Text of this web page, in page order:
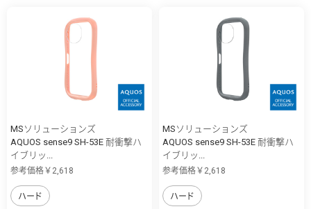
MSソリューションズ
AQUOS sense9 SH-53E 耐衝撃ハ
イブリッ...
参考価格￥2,618
ハード
MSソリューションズ
AQUOS sense9 SH-53E 耐衝撃ハ
イブリッ...
参考価格￥2,618
ハード